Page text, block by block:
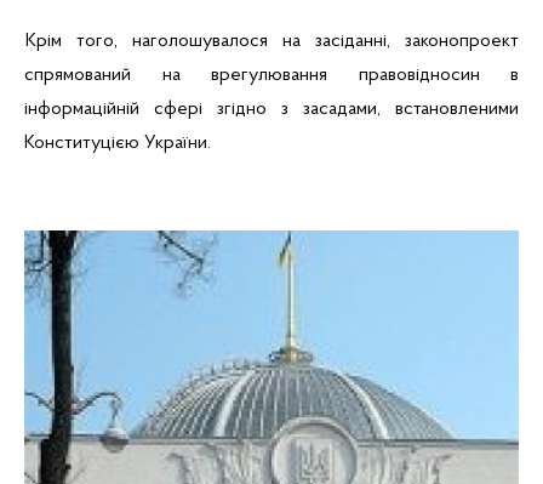
Крім того, наголошувалося на засіданні, законопроект
спрямований на врегулювання правовідносин в
інформаційній сфері згідно з засадами, встановленими
Конституцією України.